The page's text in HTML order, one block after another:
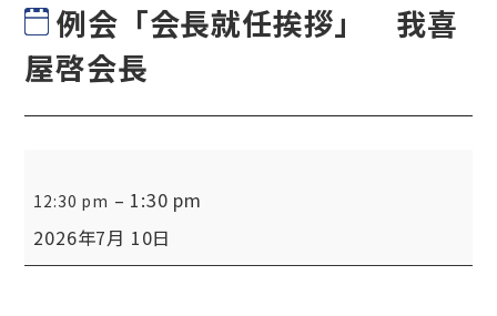
例会「会長就任挨拶」 我喜
屋啓会長
会
「会
12:30 pm – 1:30 pm
2026年7月 10日